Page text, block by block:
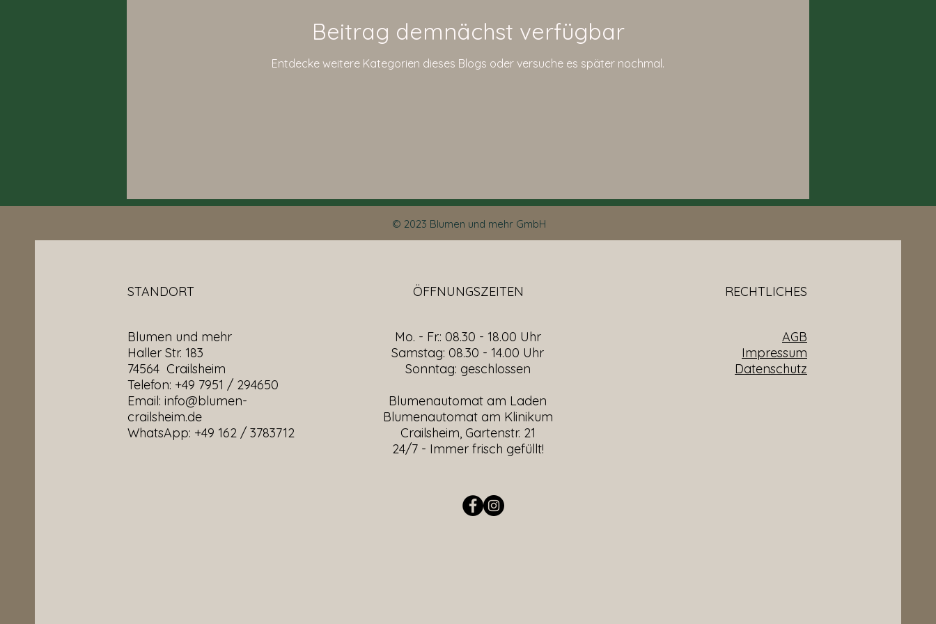
Beitrag demnächst verfügbar
Entdecke weitere Kategorien dieses Blogs oder versuche es später nochmal.
© 2023 Blumen und mehr GmbH
STANDORT ÖFFNUNGSZEITEN RECHTLICHES
Blumen und mehr
Haller Str. 183
74564 Crailsheim
Telefon: +49 7951 / 294650
Email: info@blumen-
crailsheim.de
WhatsApp: +49 162 / 3783712
Mo. - Fr.: 08.30 - 18.00 Uhr
​​Samstag: 08.30 - 14.00 Uhr
​Sonntag: geschlossen
Blumenautomat am Laden
Blumenautomat am Klinikum
Crailsheim, Gartenstr. 21
24/7 - Immer frisch gefüllt!​
AGB
Impressum
Datenschutz